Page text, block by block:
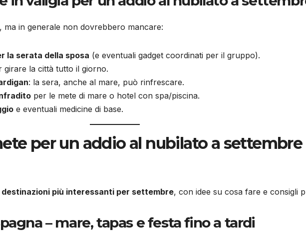
ma in generale non dovrebbero mancare:
la serata della sposa (e eventuali gadget coordinati per il gruppo).
girare la città tutto il giorno.
: la sera, anche al mare, può rinfrescare.
per le mete di mare o hotel con spa/piscina.
e eventuali medicine di base.
per un addio al nubilato a settembre
destinazioni più interessanti per settembre, con idee su cosa fare e consigli
– mare, tapas e festa fino a tardi